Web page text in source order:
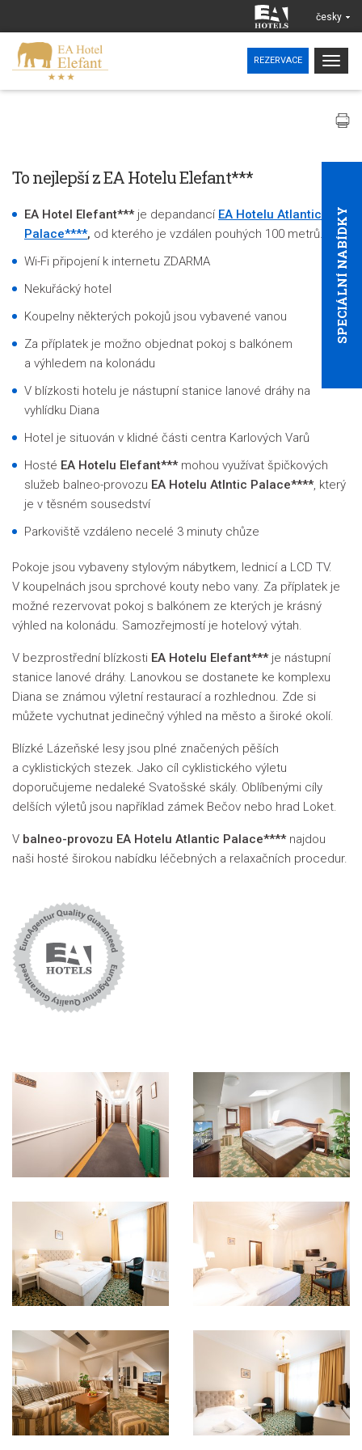
česky
REZERVACE
SPECIÁLNÍ NABÍDKY
To nejlepší z EA Hotelu Elefant***
EA Hotel Elefant***je depandancí EA Hotelu Atlantic
Palace****, od kterého je vzdálen pouhých 100 metrů.
Wi-Fi připojení k internetu ZDARMA
Nekuřácký hotel
Koupelny některých pokojů jsou vybavené vanou
Za příplatek je možno objednat pokoj s balkónem
a výhledem na kolonádu
V blízkosti hotelu je nástupní stanice lanové dráhy na
vyhlídku Diana
Hotel je situován v klidné části centra Karlových Varů
Hosté EA Hotelu Elefant***mohou využívat špičkových
služeb balneo-provozu EA Hotelu Atlntic Palace****, který
je v těsném sousedství
Parkoviště vzdáleno necelé 3 minuty chůze
Pokoje jsou vybaveny stylovým nábytkem, lednicí a LCD TV.
V koupelnách jsou sprchové kouty nebo vany. Za příplatek je
možné rezervovat pokoj s balkónem ze kterých je krásný
výhled na kolonádu. Samozřejmostí je hotelový výtah.
V bezprostřední blízkosti EA Hotelu Elefant***je nástupní
stanice lanové dráhy. Lanovkou se dostanete ke komplexu
Diana se známou výletní restaurací a rozhlednou. Zde si
můžete vychutnat jedinečný výhled na město a široké okolí.
Blízké Lázeňské lesy jsou plné značených pěších
a cyklistických stezek. Jako cíl cyklistického výletu
doporučujeme nedaleké Svatošské skály. Oblíbenými cíly
delších výletů jsou například zámek Bečov nebo hrad Loket.
V balneo-provozu EA Hotelu Atlantic Palace****najdou
naši hosté širokou nabídku léčebných a relaxačních procedur.